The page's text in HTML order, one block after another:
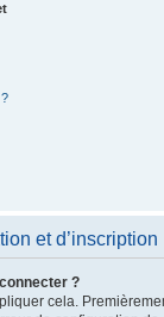
et d’inscription
?
cela.